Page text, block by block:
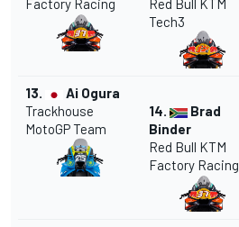
Factory Racing
Red Bull KTM
Tech3
13.
Ai Ogura
Trackhouse
MotoGP Team
14.
Brad
Binder
Red Bull KTM
Factory Racing